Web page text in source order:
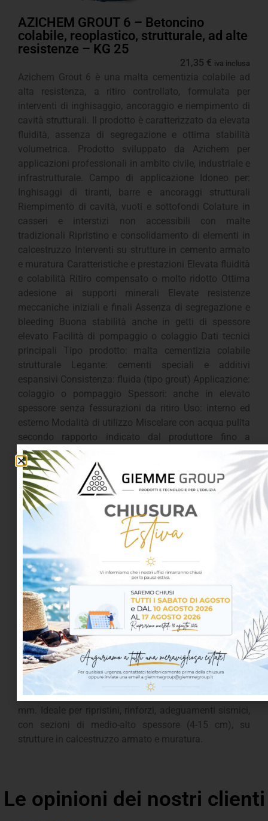
AZICHEM GROUT 6 – Betoncino
colabile, reoplastico, strutturale, ad alte
resistenze – KG 25
21,35 € iva inclusa
Azichem Grout 6 è una malta cementizia colabile ad
alta resistenza, a ritiro controllato, formulata per
interventi di inghisaggio, ancoraggio e riempimento di
cavità strutturali. Il prodotto è caratterizzato da elevata
fluidità, assenza di segregazione e ottima stabilità
volumetrica. Prodotto sviluppato da Azichem per
applicazioni professionali in ambito civile, industriale e
infrastrutturale. Campo di applicazione Idoneo per:
Inghisaggi di tiranti, barre e ancoraggi strutturali
Riempimento di cavità, vuoti e sottofondi Colature in
casseri e interstizi non accessibili con malte
tradizionali Ripristino e consolidamento di elementi in
calcestruzzo Interventi su strutture in cemento armato
e muratura Caratteristiche e prestazioni Elevata fluidità
e colabilità Ritiro compensato o molto ridotto Ottima
adesione ai supporti minerali Elevate resistenze
meccaniche iniziali e finali Assenza di segregazione e
bleeding Buona stabilità anche in getti di spessore
elevato Facilità di pompaggio o colaggio Dati tecnici
principali Tipo prodotto: malta cementizia colabile
strutturale Legante: cementi speciali e additivi
espansivi Consistenza: fluida (tipo grout) Applicazione:
colaggio o pompaggio Spessori: anche in elevato
spessore senza fessurazioni da ritiro Uso: interno ed
esterno Modalità di utilizzo Miscelare con acqua pulita
secondo rapporto indicato dal produttore fino a
ottenere impasto fluido e omogeneo Evitare
incorporazione di aria durante la miscelazione Versare
o pompare in continuo per garantire riempimento
completo Applicare su supporti puliti, solidi e saturi a
superficie asciutta (SSD se richiesto) Proteggere dalla
rapida essiccazione in fase iniziale Prestazioni
applicative Elevata capacità di penetrazione in
interstizi stretti Ottima lavorabilità in condizioni di
cantiere Ideale per interventi strutturali e
consolidamenti tecnici Conformità Conforme alle
normative per malte da ripristino strutturale (EN 1504,
dove applicabile) Prodotto per uso professionale in
ingegneria civile e restauro Grout 6 è una malta
colabile autolivellante, ad elevate prestazioni,
fibrorinforzata con microfibre Readymesh PM-060,
dotata di elevata durabilità anche in ambienti
aggressivi, grande aderenza al cls e all’acciaio, ritiro
compensato. Aggregati con dimensione massima 6
mm. Ideale per ripristini, rinforzi, adeguamenti sismici,
con sezioni di medio-alto spessore (4-15 cm), su
strutture in calcestruzzo armato e muratura.
Le opinioni dei nostri clienti